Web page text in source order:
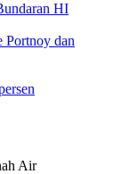
HI
Portnoy dan
Air